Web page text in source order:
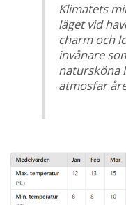
Klimatets
läget vid
charm och
invånare
natursköna
atmosfär